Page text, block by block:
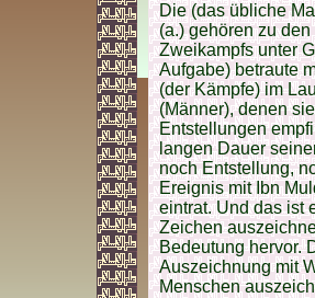
Die (das übliche
(a.) gehören zu
Zweikampfs unter
Aufgabe) betraute
(der Kämpfe) im
(Männer), denen
Entstellungen
langen Dauer
noch Entstellung,
Ereignis mit Ibn
eintrat. Und das ist
Zeichen
Bedeutung hervor.
Auszeichnung mit
Menschen